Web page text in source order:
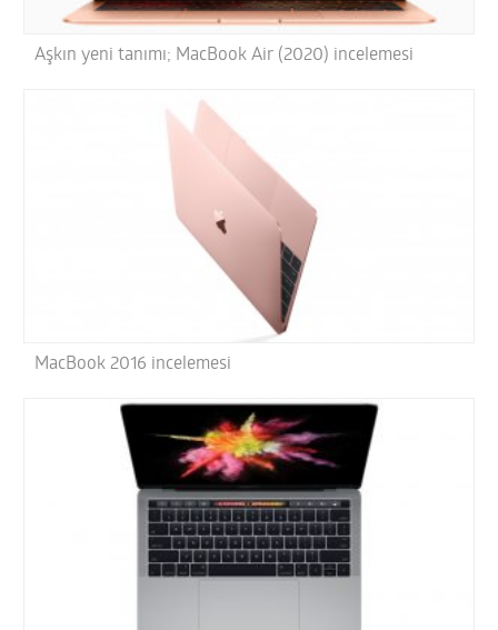
Aşkın yeni tanımı; MacBook Air (2020) incelemesi
MacBook 2016 incelemesi